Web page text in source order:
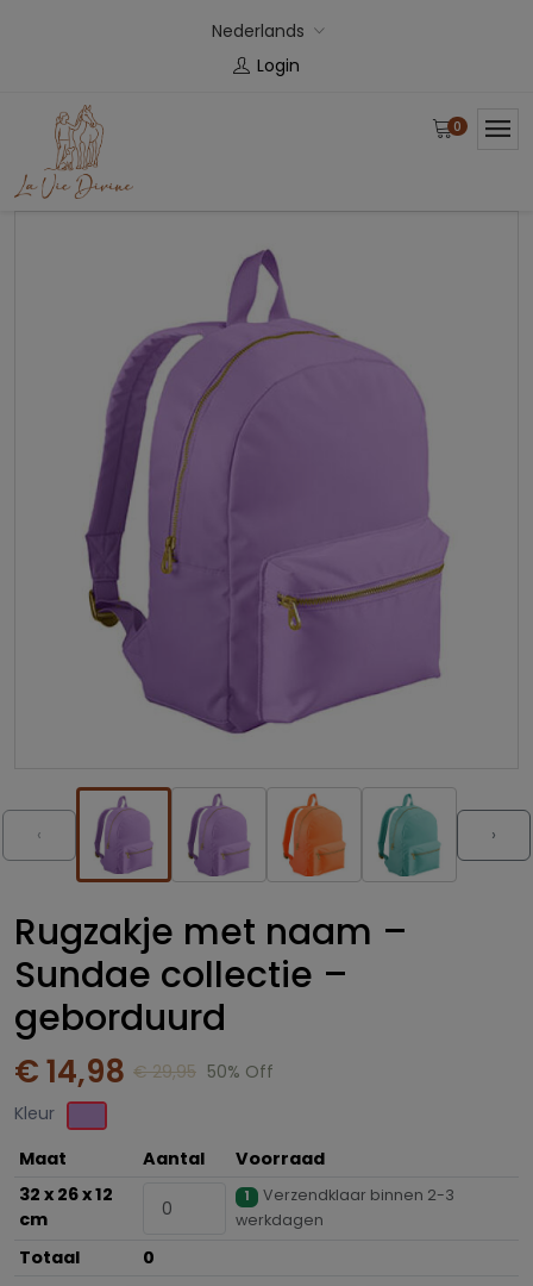
Nederlands
Login
0
‹ ›
Rugzakje met naam –
Sundae collectie –
geborduurd
€ 14,98 € 29,95 50% Off
Kleur
Maat
Aantal
Voorraad
32 x 26 x 12
cm
1
Verzendklaar binnen 2-3
werkdagen
Totaal 0